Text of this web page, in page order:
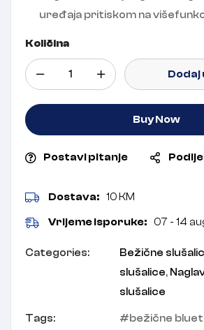
uređaja pritiskom na
Količina
Dodaj
Buy Now
Postavi pitanje
Dostava: 10 KM
Vrijeme isporuke: 07 - 14
Categories: Bežične
slušalice,
slušalice
Tags:
bežične